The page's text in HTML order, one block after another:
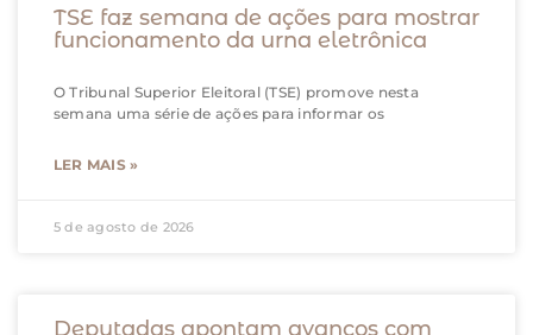
TSE faz semana de ações para mostrar
funcionamento da urna eletrônica
O Tribunal Superior Eleitoral (TSE) promove nesta
semana uma série de ações para informar os
LER MAIS »
5 de agosto de 2026
Deputadas apontam avanços com